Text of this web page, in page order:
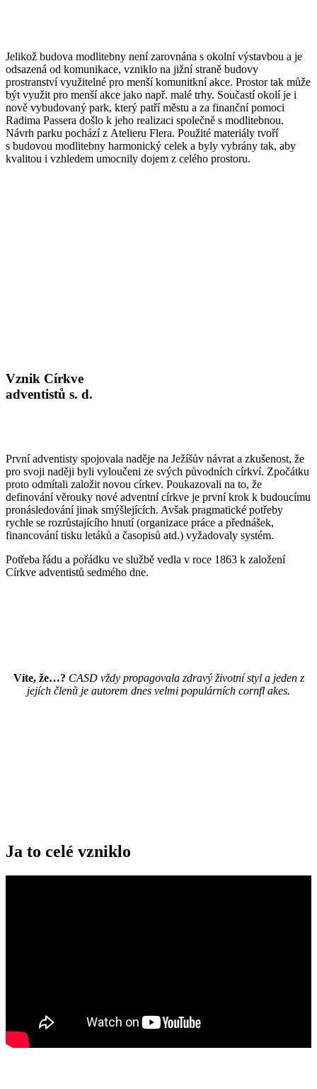
Jelikož budova modlitebny není zarovnána s okolní výstavbou a je
odsazená od komunikace, vzniklo na jižní straně budovy
prostranství využitelné pro menší komunitkní akce. Prostor tak může
být využit pro menší akce jako např. malé trhy. Součastí okolí je i
nově vybudovaný park, který patří městu a za finanční pomoci
Radima Passera došlo k jeho realizaci společně s modlitebnou.
Návrh parku pochází z Atelieru Flera. Použité materiály tvoří
s budovou modlitebny harmonický celek a byly vybrány tak, aby
kvalitou i vzhledem umocnily dojem z celého prostoru.
Vznik Církve
adventistů s. d.
První adventisty spojovala naděje na Ježíšův návrat a zkušenost, že
pro svoji naději byli vyloučeni ze svých původních církví. Zpočátku
proto odmítali založit novou církev. Poukazovali na to, že
definování věrouky nové adventní církve je první krok k budoucímu
pronásledování jinak smýšlejících. Avšak pragmatické potřeby
rychle se rozrůstajícího hnutí (organizace práce a přednášek,
financování tisku letáků a časopisů atd.) vyžadovaly systém.
Potřeba řádu a pořádku ve službě vedla v roce 1863 k založení
Církve adventistů sedmého dne.
Víte, že…? CASD vždy propagovala zdravý životní styl a jeden z
jejích členů je autorem dnes velmi populárních cornfl akes.
Ja to celé vzniklo